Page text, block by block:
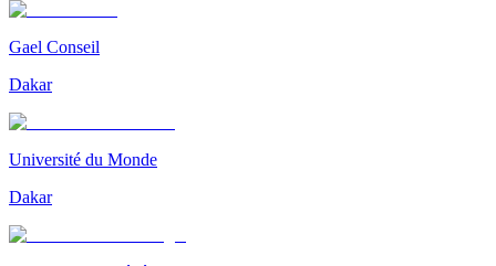
Gael Conseil
Dakar
Université du Monde
Dakar